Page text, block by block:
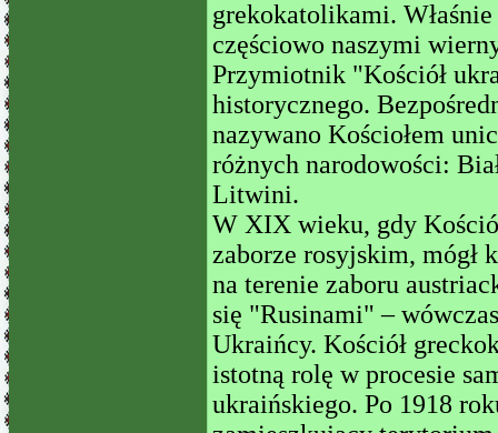
grekokatolikami.
częściowo naszymi
Przymiotnik "Kościół
historycznego.
nazywano Kościołem
różnych narodowości:
Litwini.
W XIX wieku, gdy
zaborze rosyjskim, mógł
na terenie zaboru
się "Rusinami" –
Ukraińcy. Kościół
istotną rolę w procesie
ukraińskiego. Po 1918